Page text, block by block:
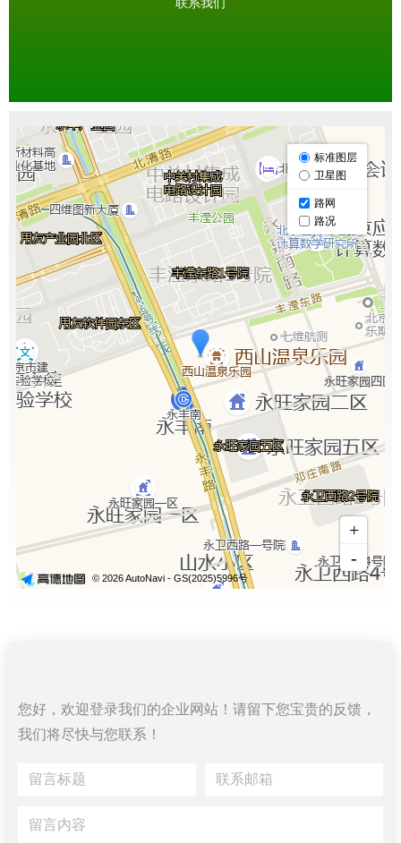
您好，欢迎登录我们的企业网站！请留下您宝贵的反馈，
我们将尽快与您联系！